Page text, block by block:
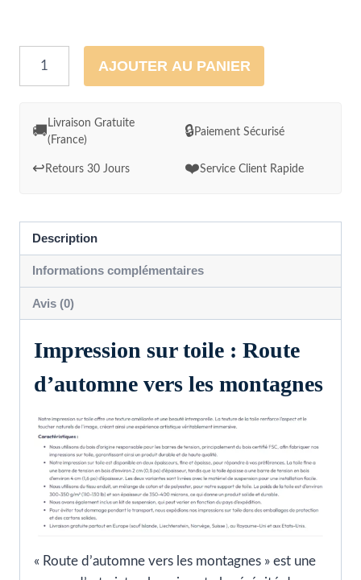
quantité
Route
d'automne
vers
AJOUTER AU PANIER
🚚
Livraison Gratuite
(France)
🔒Paiement Sécurisé
↩️ Retours 30 Jours ❤️Service Client Rapide
Description
Informations complémentaires
Avis (0)
Impression sur toile : Route
d’automne vers les montagnes
« Route d’automne vers les montagnes » est une